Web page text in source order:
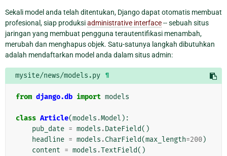
Sekali model anda telah ditentukan, Django dapat otomatis membuat
profesional, siap produksiadministrative interface-- sebuah situs
jaringan yang membuat pengguna terautentifikasi menambah,
merubah dan menghapus objek. Satu-satunya langkah dibutuhkan
adalah mendaftarkan model anda dalam situs admin:
mysite/news/models.py ¶
from django.db import models
class Article(models .Model ):
pub_date = models .DateField()
headline = models .CharField(max_length=200)
content = models .TextField()